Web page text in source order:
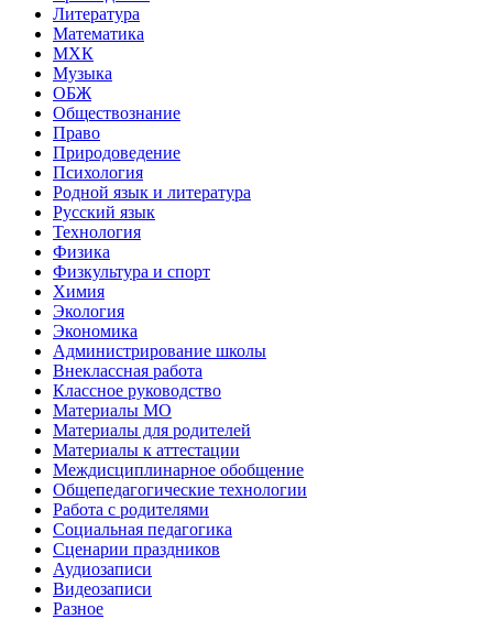
Литература
Математика
МХК
Музыка
ОБЖ
Обществознание
Право
Природоведение
Психология
Родной язык и литература
Русский язык
Технология
Физика
Физкультура и спорт
Химия
Экология
Экономика
Администрирование школы
Внеклассная работа
Классное руководство
Материалы МО
Материалы для родителей
Материалы к аттестации
Междисциплинарное обобщение
Общепедагогические технологии
Работа с родителями
Социальная педагогика
Сценарии праздников
Аудиозаписи
Видеозаписи
Разное